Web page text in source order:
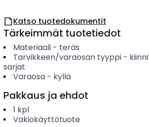
Katso tuotedokumentit
Tärkeimmät tuotetiedot
Materiaali- teräs
Tarvikkeen/varaosan tyyppi-
sarjat
Varaosa- kyllä
Pakkaus ja ehdot
1 kpl
Vakiokäyttötuote